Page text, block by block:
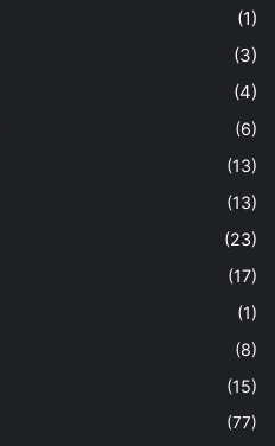
(1)
(3)
(4)
(6)
(13)
(13)
(23)
(17)
(1)
(8)
(15)
(77)